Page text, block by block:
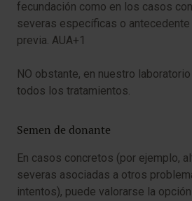
fecundación como en los casos
severas específicas o antecedente
previa. AUA+1
NO obstante, en nuestro
todos los tratamientos.
Semen de donante
En casos concretos (por ejemplo,
severas asociadas a otros
intentos), puede valorarse la